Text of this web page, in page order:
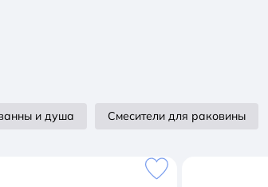
и душа Смесители для раковины